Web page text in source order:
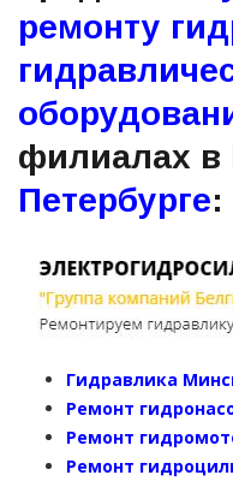
ремонту
филиалах в
Петербурге:
Гидравлика
Ремонт
Ремонт
Ремонт